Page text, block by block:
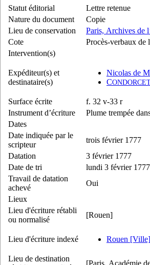
Statut éditorial
Lettre retenue
Nature du document
Copie
Lieu de conservation
Paris, Archives de
Cote
Procès-verbaux de
Intervention(s)
Expéditeur(s) et
destinataire(s)
Nicolas de M
C
Surface écrite
f. 32 v-33 r
Instrument d’écriture
Plume trempée
Dates
Date indiquée par le
scripteur
trois février 1777
Datation
3 février 1777
Date de tri
lundi 3 février 1777
Travail de datation
achevé
Oui
Lieux
Lieu d'écriture rétabli
ou normalisé
[Rouen]
Lieu d'écriture indexé Rouen
Lieu de destination
[Paris, Académie